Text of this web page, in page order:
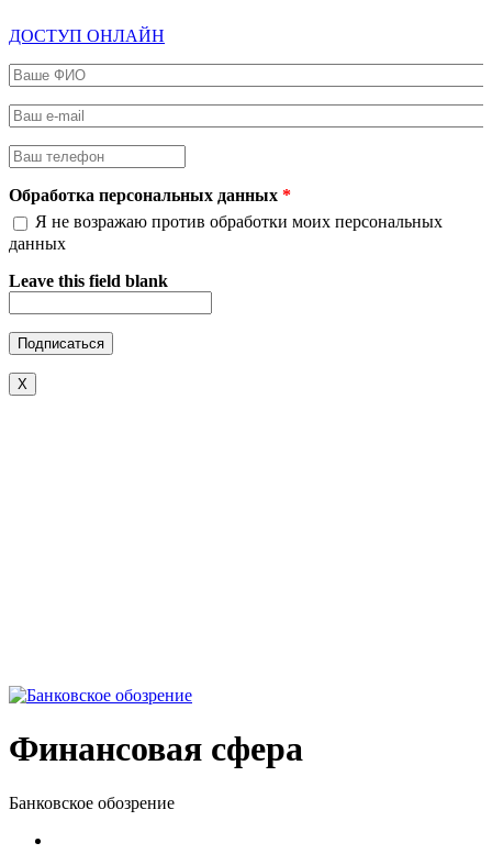
ДОСТУП ОНЛАЙН
Ваше ФИО
Ваш e-mail
Ваш телефон
Обработка персональных данных *
Я не возражаю против обработки моих персональных
данных
Leave this field blank
X
Финансовая сфера
Банковское обозрение